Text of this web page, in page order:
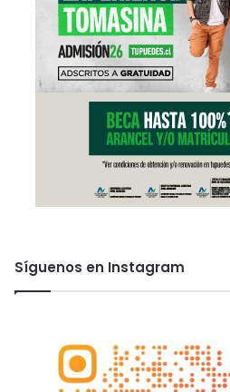
Síguenos en Instagram